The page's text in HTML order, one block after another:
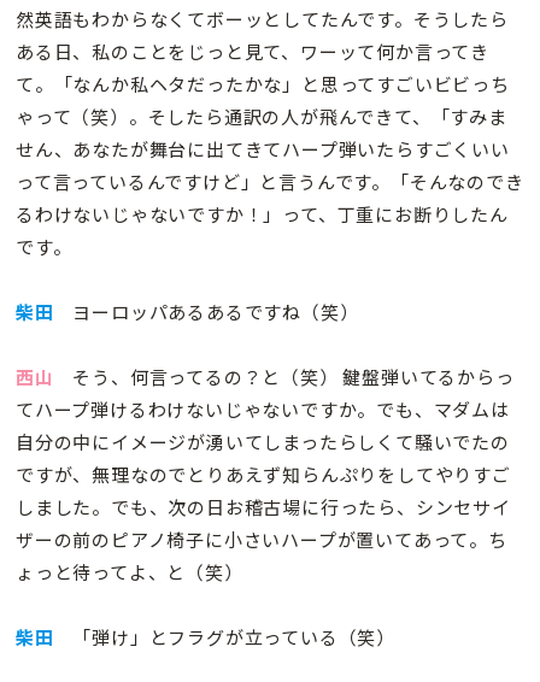
然英語もわからなくてボーッとしてたんです。そうしたら
ある日、私のことをじっと見て、ワーッて何か言ってき
て。「なんか私ヘタだったかな」と思ってすごいビビっち
ゃって（笑）。そしたら通訳の人が飛んできて、「すみま
せん、あなたが舞台に出てきてハープ弾いたらすごくいい
って言っているんですけど」と言うんです。「そんなのでき
るわけないじゃないですか！」って、丁重にお断りしたん
です。
柴田 ヨーロッパあるあるですね（笑）
西山
そう、何言ってるの？と（笑） 鍵盤弾いてるからっ
てハープ弾けるわけないじゃないですか。でも、マダムは
自分の中にイメージが湧いてしまったらしくて騒いでたの
ですが、無理なのでとりあえず知らんぷりをしてやりすご
しました。でも、次の日お稽古場に行ったら、シンセサイ
ザーの前のピアノ椅子に小さいハープが置いてあって。ち
ょっと待ってよ、と（笑）
柴田 「弾け」とフラグが立っている（笑）